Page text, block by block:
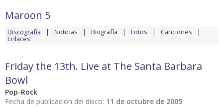
Maroon 5
Discografía Noticias Biografía Fotos Canciones
Enlaces
Friday the 13th. Live at The Santa Barbara
Bowl
Pop-Rock
Fecha de publicación del disco: 11 de octubre de 2005